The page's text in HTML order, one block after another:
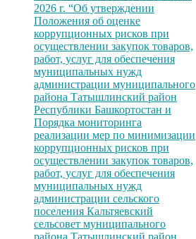
2026 г. “Об утверждении
Положения об оценке
коррупционных рисков при
осуществлении закупок товаров,
работ, услуг для обеспечения
муниципальных нужд
администрации муниципального
района Татышлинский район
Республики Башкортостан и
Порядка мониторинга
реализации мер по минимизации
коррупционных рисков при
осуществлении закупок товаров,
работ, услуг для обеспечения
муниципальных нужд
администрации сельского
поселения Кальтяевский
сельсовет муниципального
района Татышлинский район